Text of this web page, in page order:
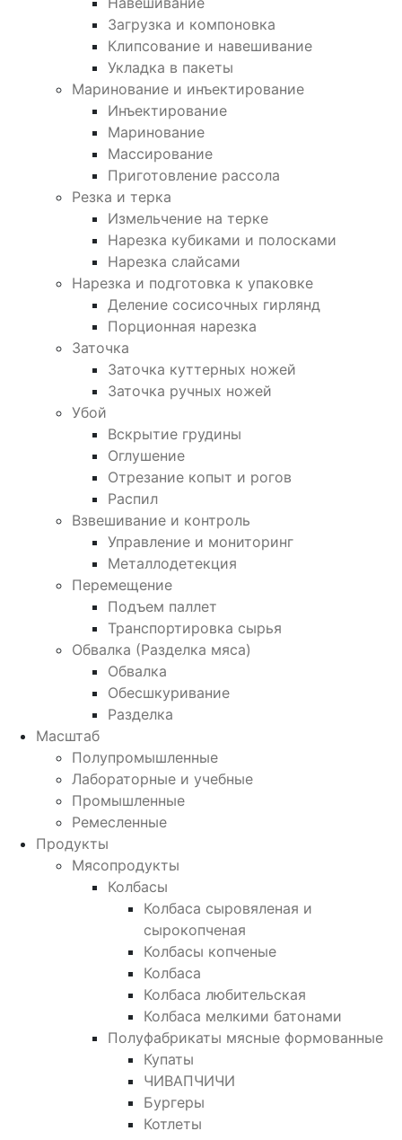
Загрузка и компоновка
Клипсование и навешивание
Укладка в пакеты
Маринование и инъектирование
Инъектирование
Маринование
Массирование
Приготовление рассола
Резка и терка
Измельчение на терке
Нарезка кубиками и полосками
Нарезка слайсами
Нарезка и подготовка к упаковке
Деление сосисочных гирлянд
Порционная нарезка
Заточка
Заточка куттерных ножей
Заточка ручных ножей
Убой
Вскрытие грудины
Оглушение
Отрезание копыт и рогов
Распил
Взвешивание и контроль
Управление и мониторинг
Металлодетекция
Перемещение
Подъем паллет
Транспортировка сырья
Обвалка (Разделка мяса)
Обвалка
Обесшкуривание
Разделка
Масштаб
Полупромышленные
Лабораторные и учебные
Промышленные
Ремесленные
Продукты
Мясопродукты
Колбасы
Колбаса сыровяленая и
сырокопченая
Колбасы копченые
Колбаса
Колбаса любительская
Колбаса мелкими батонами
Полуфабрикаты мясные формованные
Купаты
ЧИВАПЧИЧИ
Бургеры
Котлеты